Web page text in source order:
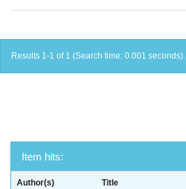
Results 1-1 of 1 (Search time: 0.001 seconds).
Item hits:
Author(s) Title